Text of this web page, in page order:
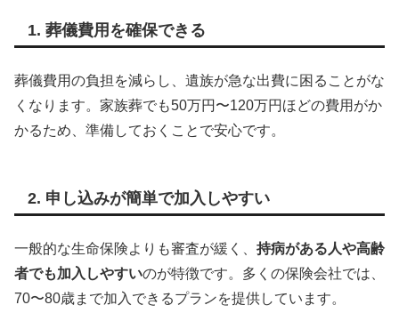
1. 葬儀費用を確保できる
葬儀費用の負担を減らし、遺族が急な出費に困ることがな
くなります。家族葬でも50万円〜120万円ほどの費用がか
かるため、準備しておくことで安心です。
2. 申し込みが簡単で加入しやすい
一般的な生命保険よりも審査が緩く、 持病がある人や高齢
者でも加入しやすいのが特徴です。多くの保険会社では、
70〜80歳まで加入できるプランを提供しています。